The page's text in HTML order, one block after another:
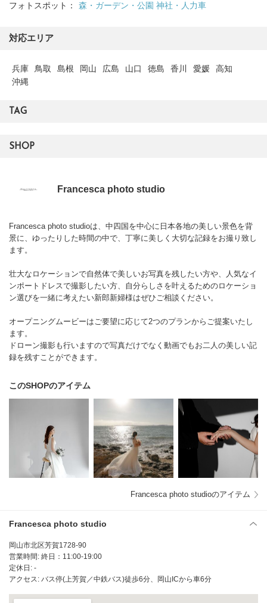
フォトスポット： 森・ガーデン・公園 神社・人力車
対応エリア
兵庫 鳥取 島根 岡山 広島 山口 徳島 香川 愛媛
高知
沖縄
TAG
SHOP
Francesca photo studio
Francesca photo studioは、中四国を中心に日本各地の美しい景色を背
景に、ゆったりした時間の中で、丁寧に美しく大切な記録をお撮り致し
ます。
壮大なロケーションで自然体で美しいお写真を残したい方や、人気なイ
ンポートドレスで撮影したい方、自分らしさを叶えるためのロケーショ
ン選びを一緒に考えたい新郎新婦様はぜひご相談ください。
オープニングムービーはご要望に応じて2つのプランからご提案いたし
ます。
ドローン撮影も行いますので写真だけでなく動画でもお二人の美しい記
録を残すことができます。
このSHOPのアイテム
Francesca photo studioのアイテム
Francesca photo studio
岡山市北区芳賀1728-90
営業時間: 終日：11:00-19:00
定休日: -
アクセス: バス停(上芳賀／中鉄バス)徒歩6分、岡山ICから車6分